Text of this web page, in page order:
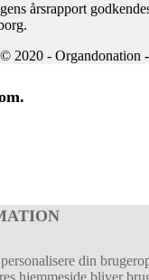
årsrapport
2020 - Organdonation
din
hjemmeside bliver